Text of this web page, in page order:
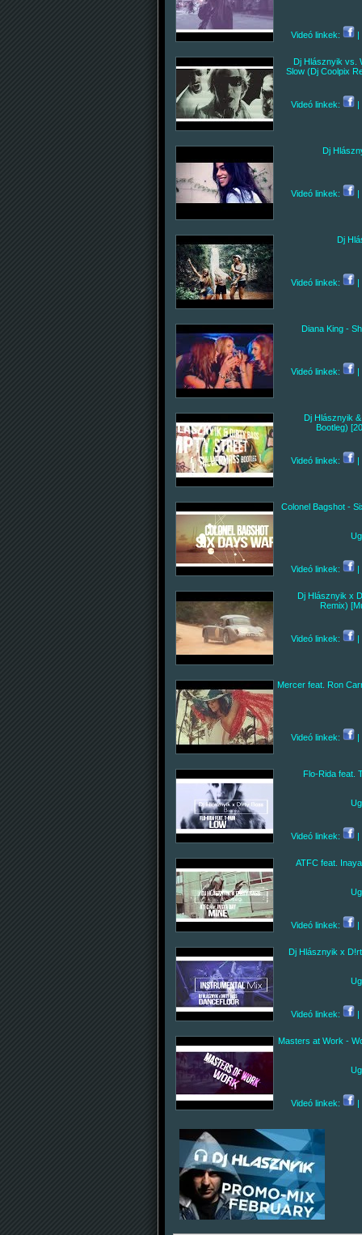
Videó linkek: |
Dj Hlásznyik vs.
Slow (Dj Coolpix
Videó linkek: |
Dj
Videó linkek: |
Dj
Videó linkek: |
Diana King -
Videó linkek: |
Dj Hlásznyik
Bootleg)
Videó linkek: |
Colonel Bagshot -
Videó linkek: |
Dj Hlásznyik x
Remix)
Videó linkek: |
Mercer feat. Ron
Videó linkek: |
Flo-Rida feat.
Videó linkek: |
ATFC feat.
Videó linkek: |
Dj Hlásznyik x
Videó linkek: |
Masters at Work -
Videó linkek: |